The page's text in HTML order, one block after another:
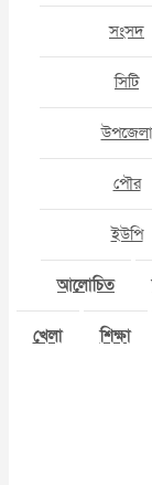
সংসদ
সিটি
উপজেলা
পৌর
ইউপি
আলোচিত
খেলা শিক্ষা